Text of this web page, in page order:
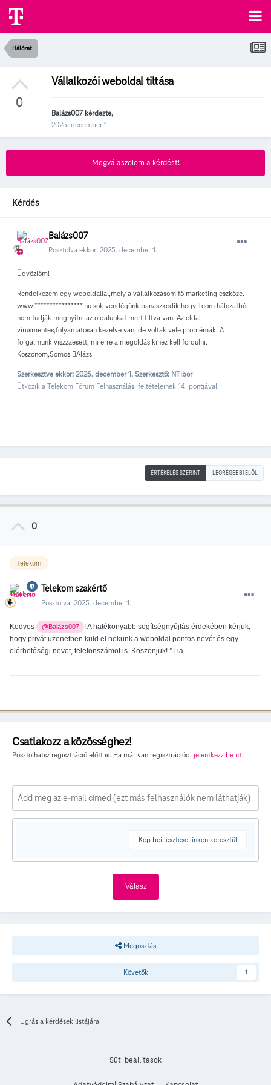
Hálózat
0
Vállalkozói weboldal tiltása
Balázs007 kérdezte,
2025. december 1.
Megválaszolom a kérdést!
Kérdés
Balázs007
Posztolva ekkor: 2025. december 1.
Üdvözlöm!
Rendelkezem egy weboldallal,mely a vállalkozásom fő marketing eszköze.
www.****************.hu sok vendégünk panaszkodik,hogy Tcom hálozatból
nem tudják megnyitni az oldalunkat mert tiltva van. Az oldal
vírusmentes,folyamatosan kezelve van, de voltak vele problémák. A
forgalmunk viszzaesett, mi erre a megoldás kihez kell fordulni.
Köszönöm,Somos BAlázs
Szerkesztve ekkor: 2025. december 1. Szerkesztő: NTibor
Ütközik a Telekom Fórum Felhasználási feltételeinek 14. pontjával.
ÉRTÉKELÉS SZERINT LEGRÉGEBBI ELÖL
0
Telekom
Telekom szakértő
Posztolva: 2025. december 1.
Kedves @Balázs007 !A hatékonyabb segítségnyújtás érdekében kérjük
hogy privát üzenetben küld el nekünk a weboldal pontos nevét és egy
elérhetőségi nevet, telefonszámot is. Köszönjük! ^Lia
Csatlakozz a közösséghez!
Posztolhatsz regisztráció előtt is. Ha már van regisztrációd, jelentkezz be itt.
Kép beillesztése linken keresztül
Válasz
Megosztás
Követők 1
Ugrás a kérdések listájára
Süti beállítások